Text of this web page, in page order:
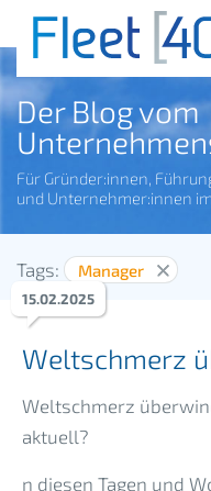
Der Blog vom
Für Gründer:innen,
und Unternehmer:innen
Tags: Manager
Weltschmerz
Weltschmerz
aktuell?
n diesen Tagen und
15.02.2025